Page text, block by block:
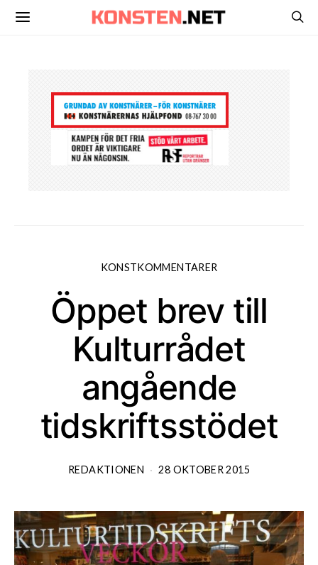
KONSTKOMMENTARER
Öppet brev till
Kulturrådet
angående
tidskriftsstödet
REDAKTIONEN 28 OKTOBER 2015